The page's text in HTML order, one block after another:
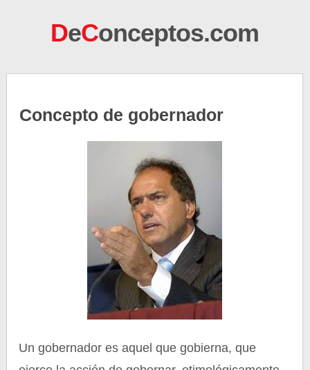
DeConceptos.com
Concepto de gobernador
Un gobernador es aquel que gobierna, que